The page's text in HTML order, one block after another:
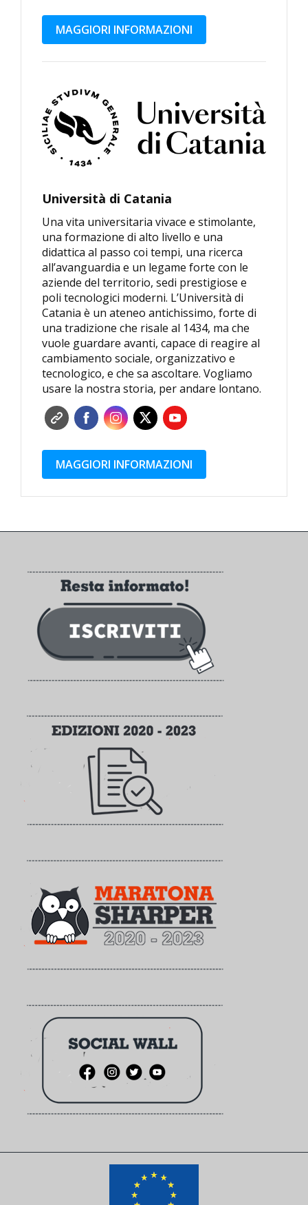
MAGGIORI INFORMAZIONI
Università di Catania
Una vita universitaria vivace e stimolante,
una formazione di alto livello e una
didattica al passo coi tempi, una ricerca
all’avanguardia e un legame forte con le
aziende del territorio, sedi prestigiose e
poli tecnologici moderni. L’Università di
Catania è un ateneo antichissimo, forte di
una tradizione che risale al 1434, ma che
vuole guardare avanti, capace di reagire al
cambiamento sociale, organizzativo e
tecnologico, e che sa ascoltare. Vogliamo
usare la nostra storia, per andare lontano.
MAGGIORI INFORMAZIONI